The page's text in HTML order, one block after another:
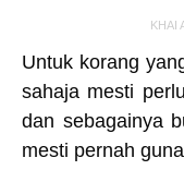
KHAI
Untuk korang
sahaja mesti
dan sebagainya
mesti pernah